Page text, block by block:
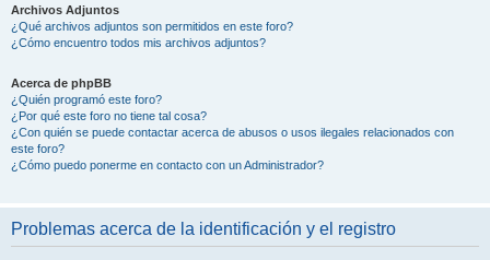
Archivos Adjuntos
¿Qué archivos adjuntos son permitidos en este foro?
¿Cómo encuentro todos mis archivos adjuntos?
Acerca de phpBB
¿Quién programó este foro?
¿Por qué este foro no tiene tal cosa?
¿Con quién se puede contactar acerca de abusos o usos ilegales relacionados con
este foro?
¿Cómo puedo ponerme en contacto con un Administrador?
Problemas acerca de la identificación y el registro